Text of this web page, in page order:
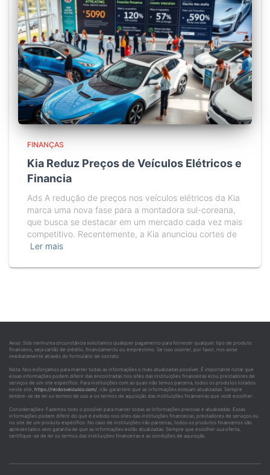
FINANÇAS
Kia Reduz Preços de Veículos Elétricos e
Financia
Ads A redução de preços nos veículos elétricos da Kia
marca uma nova fase para a montadora sul-coreana,
que busca se destacar em um mercado cada vez mais
competitivo. Recentemente, a Kia anunciou cortes de
Ler mais
Aviso: Sob nenhuma circunstância solicitamos qualquer pagamento para fornecer qualquer tipo de produto
financeiro, seja cartão de crédito, financiamento ou empréstimo. Se isso ocorrer, por favor, nos avise
imediatamente através do formulário de contato.
Nota: Nos esforçamos para manter todas as informações o mais atualizadas possível. É importante notar que
essas informações podem diferir das encontradas nos sites das instituições financeiras e/ou prestadores de
serviços de um site específico. Para instituições com as quais não temos parceria, todos os produtos listados
neste site, https://reidosveiculos.com/, não garantem que as informações estejam atualizadas. Sempre
lembre-se de ler os termos de uso e os termos de aquisição das instituições financeiras que você escolher.
Considerações: Fazemos todo o possível para manter todas as informações precisas e atualizadas. Essas
informações podem diferir do que é exibido nos sites das instituições financeiras, prestadores de serviços ou
no site de um produto específico. No caso de instituições não parceiras, todos os produtos financeiros são
apresentados sem garantia de que as informações estão atualizadas. Sempre que escolher sua oferta,
certifique-se de ler os termos das instituições financeiras e as condições de aquisição.